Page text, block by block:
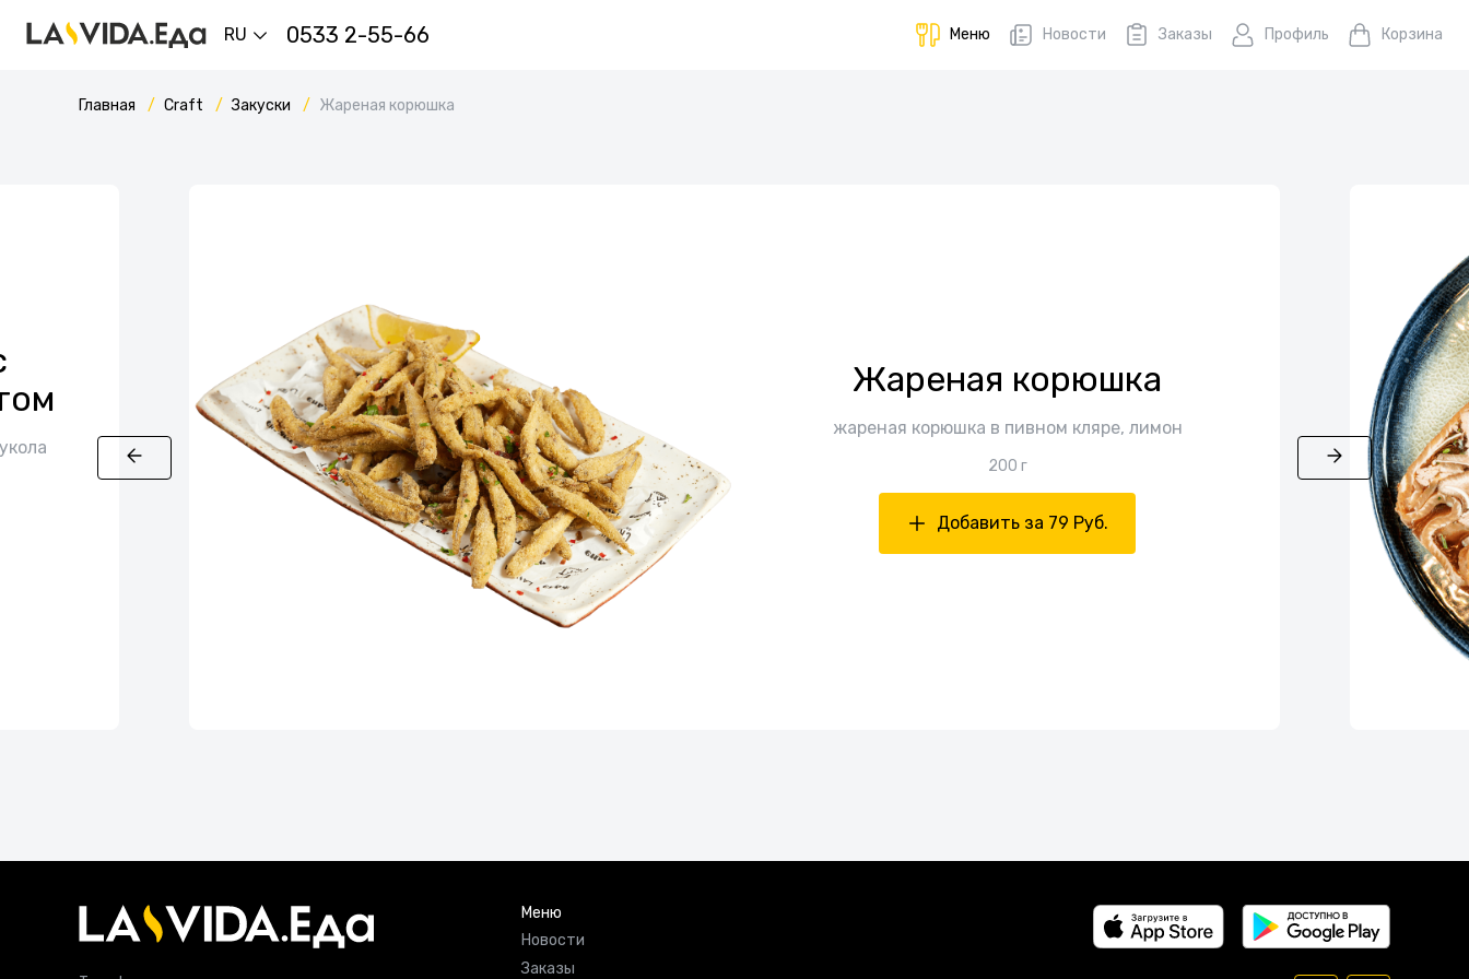
RU 0533 2-55-66 Меню Новости Заказы Профиль Корзина
Главная Craft Закуски Жареная корюшка
Жареная корюшка
жареная корюшка в пивном кляре, лимон
200 г
Добавить за 79 Руб.
Меню
Новости
Заказы